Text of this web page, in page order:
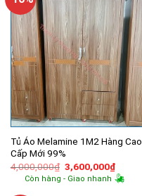
Tủ Áo Melamine 1M2 Hàng Cao
Cấp Mới 99%
4,000,000₫ Giá
gốc
là:
3,600,000₫Giá
hiện
tại
Còn hàng - Giao nhanh